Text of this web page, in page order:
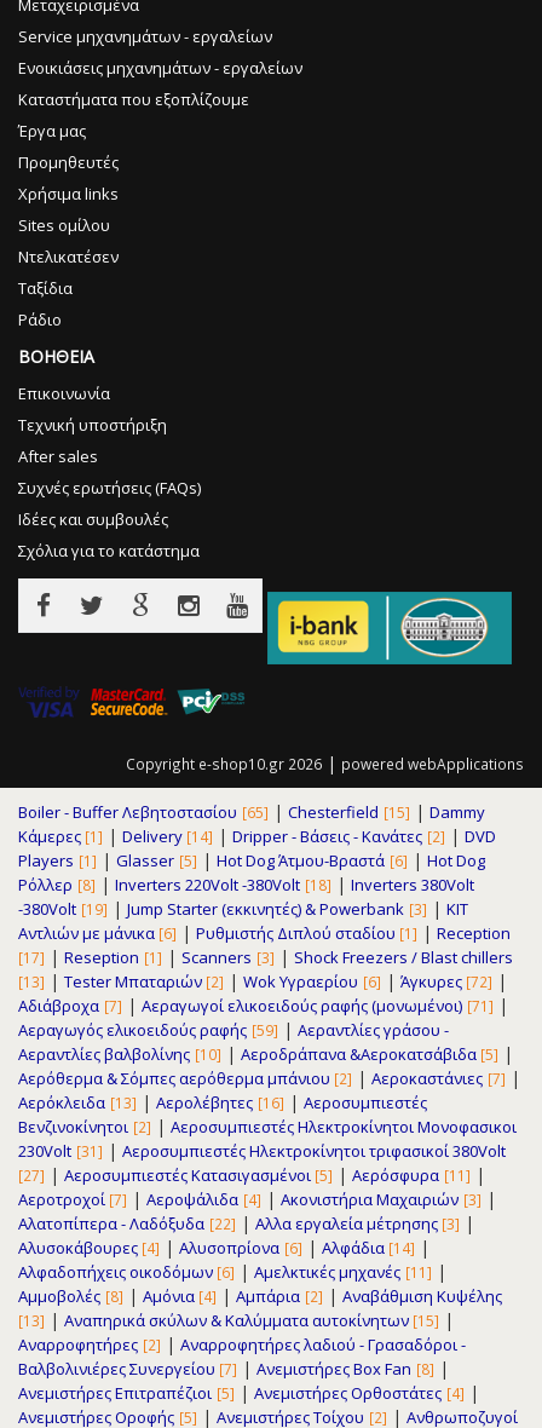
Μεταχειρισμένα
Service μηχανημάτων - εργαλείων
Ενοικιάσεις μηχανημάτων - εργαλείων
Καταστήματα που εξοπλίζουμε
Έργα μας
Προμηθευτές
Χρήσιμα links
Sites ομίλου
Ντελικατέσεν
Ταξίδια
Ράδιο
ΒΟΗΘΕΙΑ
Επικοινωνία
Τεχνική υποστήριξη
After sales
Συχνές ερωτήσεις (FAQs)
Ιδέες και συμβουλές
Σχόλια για το κατάστημα
Copyright e-shop10.gr 2026 | powered webApplications
Boiler - Buffer Λεβητοστασίου [65] | Chesterfield [15] | Dammy
Κάμερες [1] | Delivery [14] | Dripper - Βάσεις - Κανάτες [2] | DVD
Players [1] | Glasser [5] | Hot Dog Άτμου-Βραστά [6] | Hot Dog
Ρόλλερ [8] | Inverters 220Volt -380Volt [18] | Inverters 380Volt
-380Volt [19] | Jump Starter (εκκινητές) & Powerbank [3] | KIT
Αντλιών με μάνικα [6] | Pυθμιστής Διπλού σταδίου [1] | Reception
[17] | Reseption [1] | Scanners [3] | Shock Freezers / Blast chillers
[13] | Tester Μπαταριών [2] | Wok Υγραερίου [6] | Άγκυρες [72] |
Αδιάβροχα [7] | Αεραγωγοί ελικοειδούς ραφής (μονωμένοι) [71] |
Αεραγωγός ελικοειδούς ραφής [59] | Αεραντλίες γράσου -
Αεραντλίες βαλβολίνης [10] | Αεροδράπανα &Αεροκατσάβιδα [5] |
Αερόθερμα & Σόμπες αερόθερμα μπάνιου [2] | Αεροκαστάνιες [7] |
Αερόκλειδα [13] | Αερολέβητες [16] | Αεροσυμπιεστές
Βενζινοκίνητοι [2] | Αεροσυμπιεστές Ηλεκτροκίνητοι Μονοφασικοι
230Volt [31] | Αεροσυμπιεστές Ηλεκτροκίνητοι τριφασικοί 380Volt
[27] | Αεροσυμπιεστές Κατασιγασμένοι [5] | Αερόσφυρα [11] |
Αεροτροχοί [7] | Αεροψάλιδα [4] | Ακονιστήρια Μαχαιριών [3] |
Αλατοπίπερα - Λαδόξυδα [22] | Αλλα εργαλεία μέτρησης [3] |
Αλυσοκάβουρες [4] | Αλυσοπρίονα [6] | Αλφάδια [14] |
Αλφαδοπήχεις οικοδόμων [6] | Αμελκτικές μηχανές [11] |
Αμμοβολές [8] | Αμόνια [4] | Αμπάρια [2] | Αναβάθμιση Κυψέλης
[13] | Αναπηρικά σκύλων & Καλύμματα αυτοκίνητων [15] |
Αναρροφητήρες [2] | Αναρροφητήρες λαδιού - Γρασαδόροι -
Βαλβολινιέρες Συνεργείου [7] | Ανεμιστήρες Box Fan [8] |
Ανεμιστήρες Επιτραπέζιοι [5] | Ανεμιστήρες Ορθοστάτες [4] |
Ανεμιστήρες Οροφής [5] | Ανεμιστήρες Τοίχου [2] | Ανθρωποζυγοί